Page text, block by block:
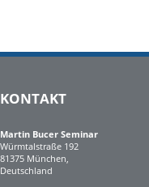
KONTAKT
Martin Bucer Seminar
Würmtalstraße 192
81375 München,
Deutschland